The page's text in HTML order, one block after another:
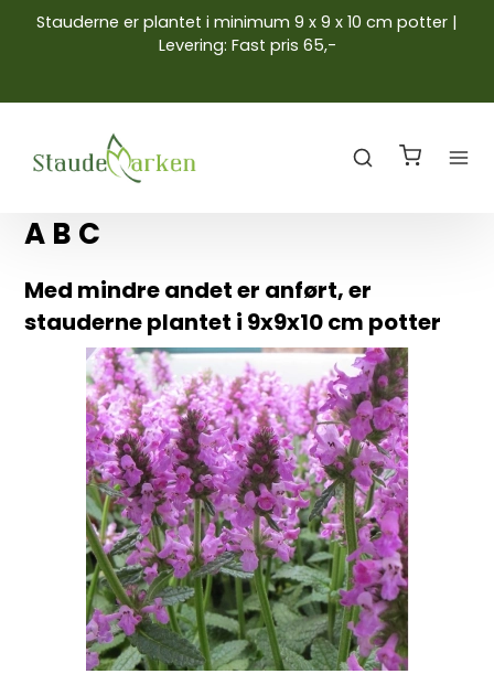
Stauderne er plantet i minimum 9 x 9 x 10 cm potter |
Levering: Fast pris 65,-
A B C
Med mindre andet er anført, er
stauderne plantet i 9x9x10 cm potter